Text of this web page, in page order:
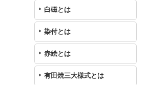
白磁とは
染付とは
赤絵とは
有田焼三大様式とは